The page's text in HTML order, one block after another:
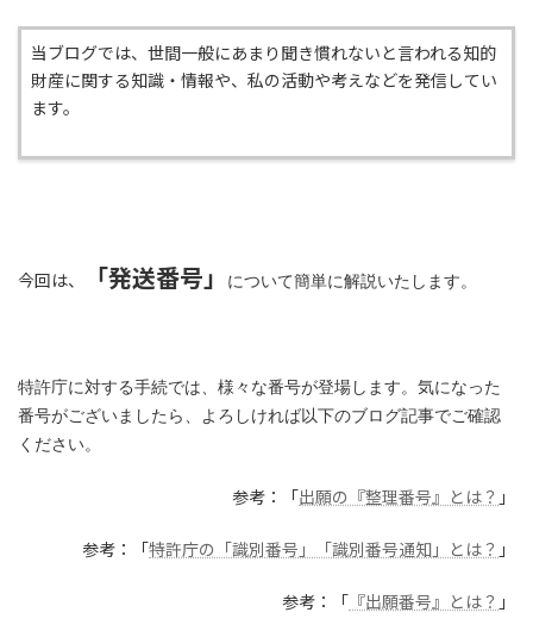
当ブログでは、世間一般にあまり聞き慣れないと言われる知的
財産に関する知識・情報や、私の活動や考えなどを発信してい
ます。
今回は、 「発送番号」 について簡単に解説いたします。
特許庁に対する手続では、様々な番号が登場します。気になった
番号がございましたら、よろしければ以下のブログ記事でご確認
ください。
参考：「出願の『整理番号』とは？ 」
参考：「特許庁の「識別番号」「識別番号通知」とは？ 」
参考：「 『出願番号』とは？ 」